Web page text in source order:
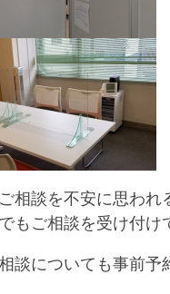
ご相談を不安に思わ
もご相談を受け付け
談についても事前予